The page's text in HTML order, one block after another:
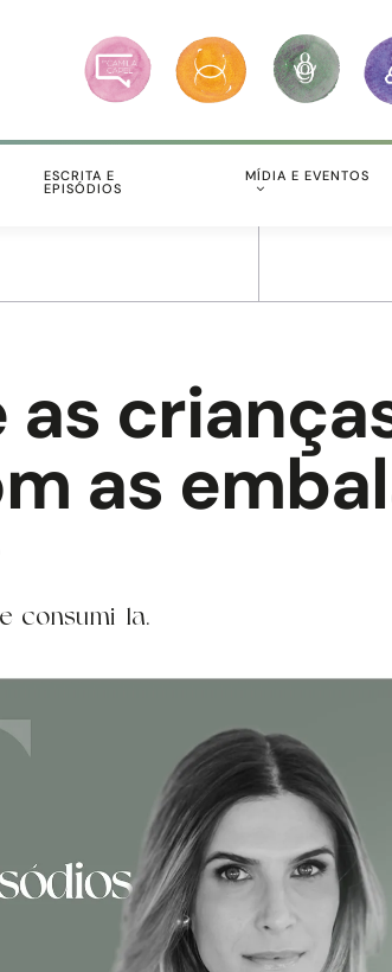
ESCRITA E
EPISÓDIOS
MÍDIA E EVENTOS
as
as
consumi-la.